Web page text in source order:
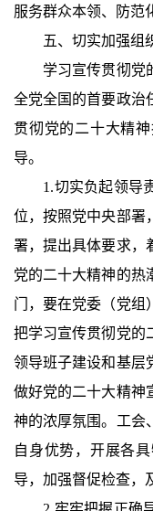
服务群众本领、防范
五、切实加强组
学习宣传贯彻党的
全党全国的首要政治
贯彻党的二十大精
导。
1.切实负起领导责
位，按照党中央部署
署，提出具体要求，
党的二十大精神的热
门，要在党委（党组
把学习宣传贯彻党的
领导班子建设和基层
做好党的二十大精神
神的浓厚氛围。工会
自身优势，开展各
导，加强督促检查，